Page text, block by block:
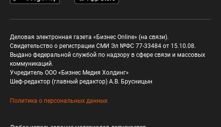
Деловая электронная газета «Бизнес Online» (на связи).
Свидетельство о регистрации СМИ Эл №ФС 77-33484 от 15.10.08.
Выдано федеральной службой по надзору в сфере связи и массовых
коммуникаций.
Учредитель ООО «Бизнес Медия Холдинг»
Шеф-редактор (главный редактор) А.В. Брусницын
Политика о персональных данных